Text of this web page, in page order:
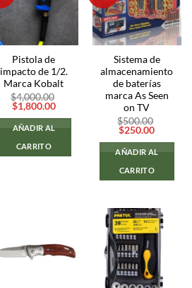
Pistola de
impacto de 1/2.
Marca Kobalt
$4,000.00
El
precio
original
era:
$4,000.00.
$1,800.00El
es:
$1,800.00.
AÑADIR AL
CARRITO
Sistema de
almacenamiento
de baterías
marca As Seen
on TV
$500.00
El
precio
original
era:
$500.00.
$250.00El
actual
es:
AÑADIR AL
CARRITO